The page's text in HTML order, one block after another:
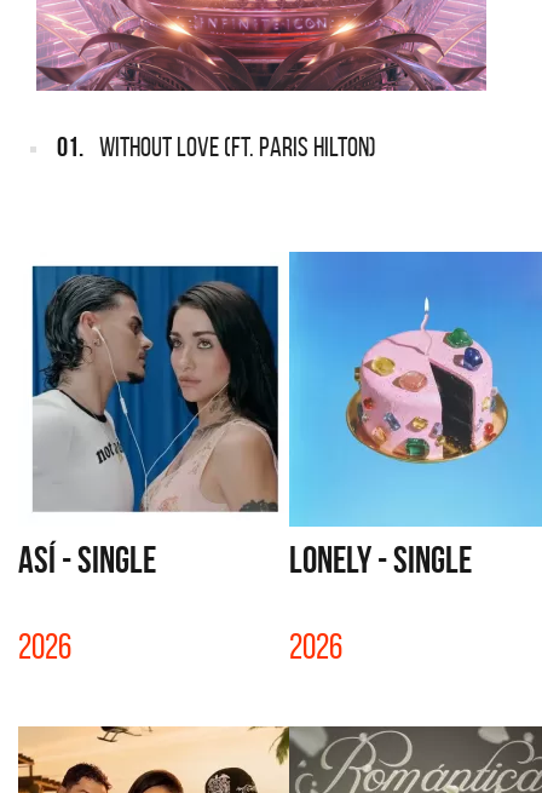
01. WITHOUT LOVE (FT. PARIS HILTON)
ASÍ - SINGLE
2026
LONELY - SINGLE
2026